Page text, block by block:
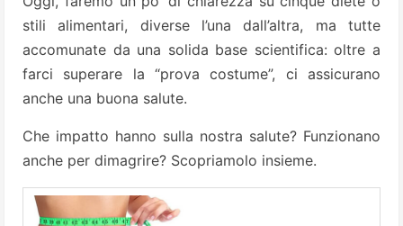
stili alimentari, diverse l’una dall’altra, ma tutte
accomunate da una solida base scientifica: oltre a
farci superare la “prova costume”, ci assicurano
anche una buona salute.
Che impatto hanno sulla nostra salute? Funzionano
anche per dimagrire? Scopriamolo insieme.